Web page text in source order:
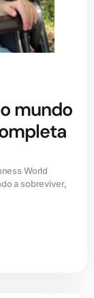
mundo
World
a sobreviver,